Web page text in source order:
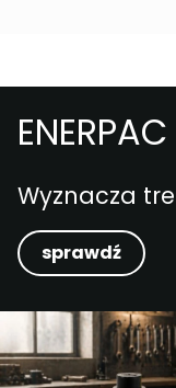
ENERPAC
Wyznacza
sprawdź